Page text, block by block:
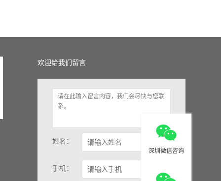
欢迎给我们留言
姓名：
手机：
深圳微信咨询